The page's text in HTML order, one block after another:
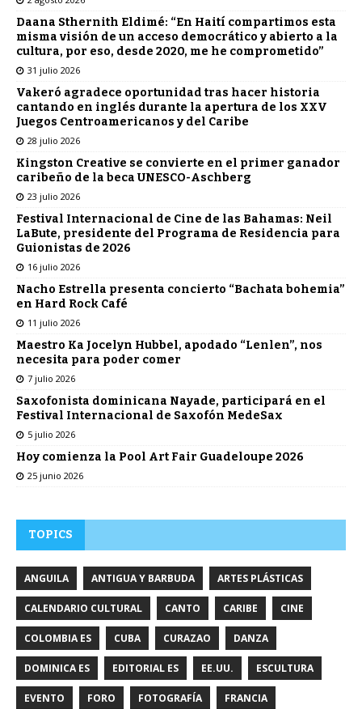
Daana Sthernith Eldimé: “En Haití compartimos esta
misma visión de un acceso democrático y abierto a la
cultura, por eso, desde 2020, me he comprometido”
31 julio 2026
Vakeró agradece oportunidad tras hacer historia
cantando en inglés durante la apertura de los XXV
Juegos Centroamericanos y del Caribe
28 julio 2026
Kingston Creative se convierte en el primer ganador
caribeño de la beca UNESCO-Aschberg
23 julio 2026
Festival Internacional de Cine de las Bahamas: Neil
LaBute, presidente del Programa de Residencia para
Guionistas de 2026
16 julio 2026
Nacho Estrella presenta concierto “Bachata bohemia”
en Hard Rock Café
11 julio 2026
Maestro Ka Jocelyn Hubbel, apodado “Lenlen”, nos
necesita para poder comer
7 julio 2026
Saxofonista dominicana Nayade, participará en el
Festival Internacional de Saxofón MedeSax
5 julio 2026
Hoy comienza la Pool Art Fair Guadeloupe 2026
25 junio 2026
TOPICS
ANGUILA ANTIGUA Y BARBUDA ARTES PLÁSTICAS
CALENDARIO CULTURAL CANTO CARIBE CINE
COLOMBIA ES CUBA CURAZAO DANZA
DOMINICA ES EDITORIAL ES EE.UU. ESCULTURA
EVENTO FORO FOTOGRAFÍA FRANCIA